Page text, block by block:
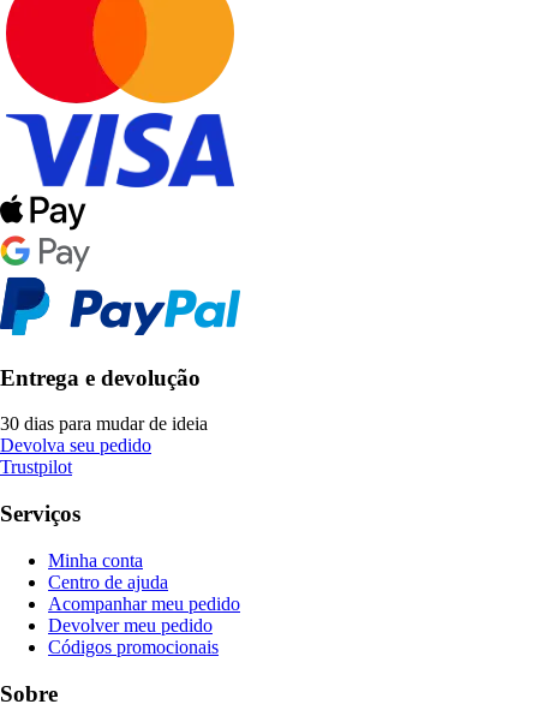
Entrega e devolução
30 dias para mudar de ideia
Devolva seu pedido
Trustpilot
Serviços
Minha conta
Centro de ajuda
Acompanhar meu pedido
Devolver meu pedido
Códigos promocionais
Sobre